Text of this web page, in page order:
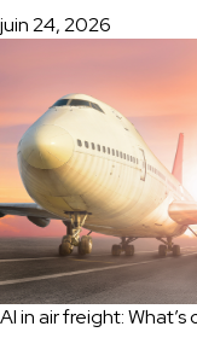
juin 24, 2026
AI in air freight: